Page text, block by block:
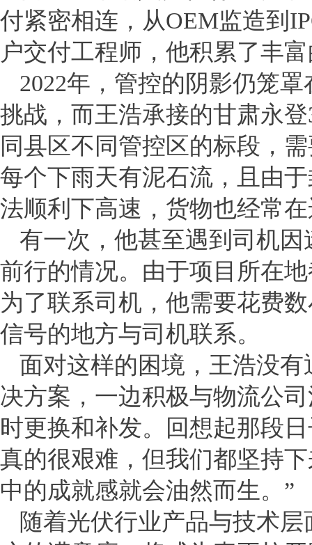
付紧密相连，从OEM监造到
户交付工程师，他积累了丰
2022年，管控的阴影仍笼
挑战，而王浩承接的甘肃永
同县区不同管控区的标段，
每个下雨天有泥石流，且由
法顺利下高速，货物也经常
有一次，他甚至遇到司机
前行的情况。由于项目所在
为了联系司机，他需要花费
信号的地方与司机联系。
面对这样的困境，王浩没
决方案，一边积极与物流公
时更换和补发。回想起那段
真的很艰难，但我们都坚持
中的成就感就会油然而生。”
随着光伏行业产品与技术